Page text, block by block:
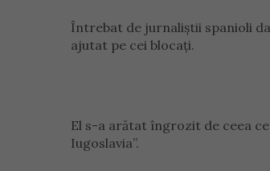
Întrebat de jurnaliștii spanioli
ajutat pe cei blocați.
El s-a arătat îngrozit de ceea
Iugoslavia”.